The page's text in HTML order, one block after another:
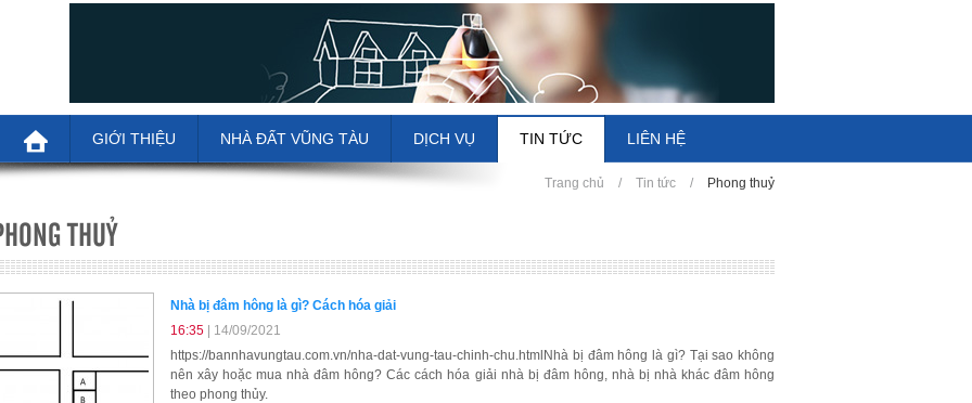
GIỚI THIỆU NHÀ ĐẤT VŨNG TÀU DỊCH VỤ TIN TỨC LIÊN HỆ
Trang chủ / Tin tức / Phong thuỷ
THUỶ
Nhà bị đâm hông là gì? Cách hóa giải
16:35 | 14/09/2021
https://bannhavungtau.com.vn/nha-dat-vung-tau-chinh-chu.htmlNhà bị đâm hông là gì? Tại sao không
nên xây hoặc mua nhà đâm hông? Các cách hóa giải nhà bị đâm hông, nhà bị nhà khác đâm hông
theo phong thủy.